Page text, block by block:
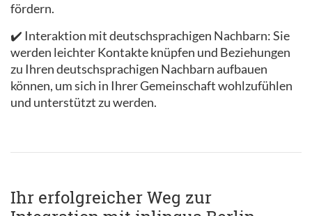
fördern.
✔️ Interaktion mit deutschsprachigen Nachbarn: Sie
werden leichter Kontakte knüpfen und Beziehungen
zu Ihren deutschsprachigen Nachbarn aufbauen
können, um sich in Ihrer Gemeinschaft wohlzufühlen
und unterstützt zu werden.
Ihr erfolgreicher Weg zur